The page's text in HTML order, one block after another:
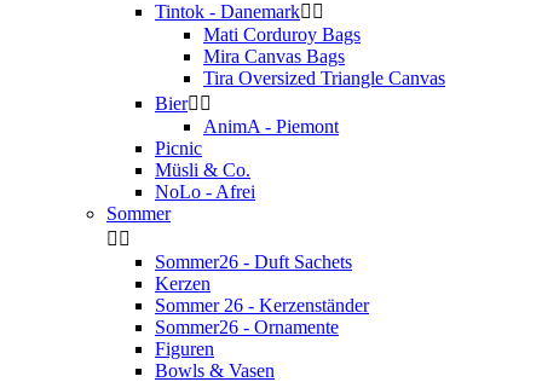
Tintok - Danemark 
Mati Corduroy Bags
Mira Canvas Bags
Tira Oversized Triangle Canvas
Bier 
AnimA - Piemont
Picnic
Müsli & Co.
NoLo - Afrei
Sommer
 
Sommer26 - Duft Sachets
Kerzen
Sommer 26 - Kerzenständer
Sommer26 - Ornamente
Figuren
Bowls & Vasen